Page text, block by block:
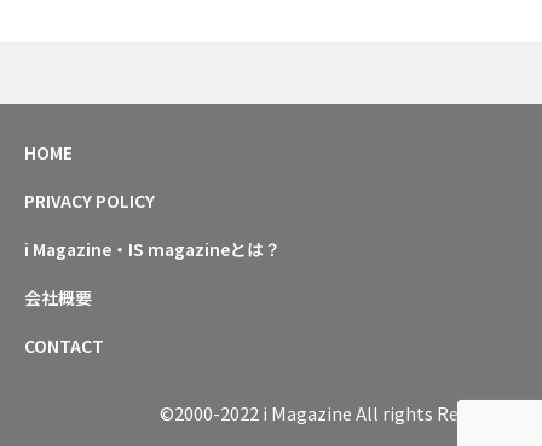
HOME
PRIVACY POLICY
i Magazine・IS magazineとは？
会社概要
CONTACT
©2000-2022 i Magazine All rights Reserved.